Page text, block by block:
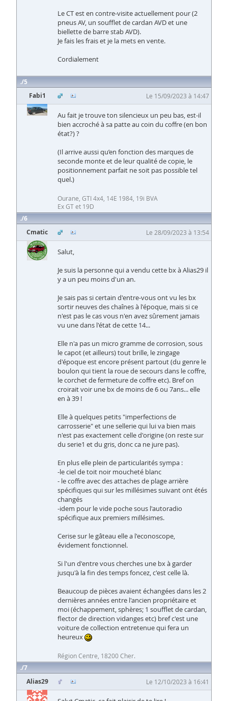
Le CT est en contre-visite actuellement pour (2
pneus AV, un soufflet de cardan AVD et une
biellette de barre stab AVD).
Je fais les frais et je la mets en vente.
Cordialement
5
Fabi1
Le 15/09/2023 à 14:47
Au fait je trouve ton silencieux un peu bas, est-il
bien accroché à sa patte au coin du coffre (en bon
état?) ?
(Il arrive aussi qu’en fonction des marques de
seconde monte et de leur qualité de copie, le
positionnement parfait ne soit pas possible tel
quel.)
Ourane, GTI 4x4, 14E 1984, 19i BVA
Ex GT et 19D
6
Cmatic
Le 28/09/2023 à 13:54
Salut,
Je suis la personne qui a vendu cette bx à Alias29 il
y a un peu moins d'un an.
Je sais pas si certain d'entre-vous ont vu les bx
sortir neuves des chaînes à l'époque, mais si ce
n'est pas le cas vous n'en avez sûrement jamais
vu une dans l'état de cette 14...
Elle n'a pas un micro gramme de corrosion, sous
le capot (et ailleurs) tout brille, le zingage
d'époque est encore présent partout (du genre le
boulon qui tient la roue de secours dans le coffre,
le corchet de fermeture de coffre etc). Bref on
croirait voir une bx de moins de 6 ou 7ans... elle
en à 39 !
Elle à quelques petits "imperfections de
carrosserie" et une sellerie qui lui va bien mais
n'est pas exactement celle d'origine (on reste sur
du serie1 et du gris, donc ca ne jure pas).
En plus elle plein de particularités sympa :
-le ciel de toit noir moucheté blanc
- le coffre avec des attaches de plage arrière
spécifiques qui sur les millésimes suivant ont étés
changés
-idem pour le vide poche sous l'autoradio
spécifique aux premiers millésimes.
Cerise sur le gâteau elle a l'econoscope,
évidement fonctionnel.
Si l'un d'entre vous cherches une bx à garder
jusqu'à la fin des temps foncez, c'est celle là.
Beaucoup de pièces avaient échangées dans les 2
dernières années entre l'ancien propriétaire et
moi (échappement, sphères; 1 soufflet de cardan,
flector de direction vidanges etc) bref c'est une
voiture de collection entretenue qui fera un
heureux
Région Centre, 18200 Cher.
7
Alias29
Le 12/10/2023 à 16:41